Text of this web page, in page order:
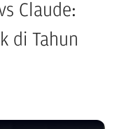
Claude:
di Tahun